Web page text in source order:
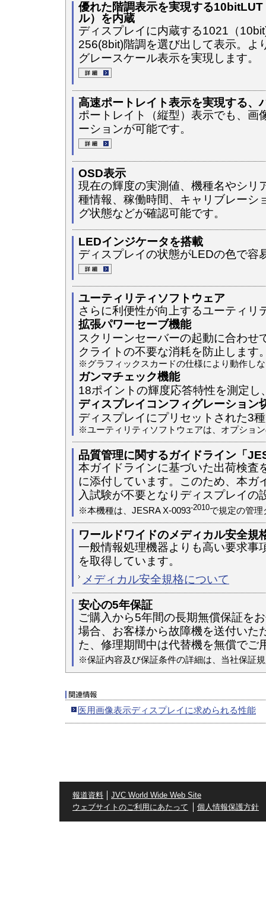
優れた階調表示を実現する
ル）を内蔵
ディスプレイに内蔵する1021（
256(8bit)階調を選び出して表示。よ
グレースケール表示を実現します。
高速ポートレイト表示を実現する、
ポートレイト（縦型）表示でも、画
ーションが可能です。
OSD表示
現在の輝度の実測値、機種名やシリ
種情報、稼働時間、キャリブレーシ
グ状態などが確認可能です。
LEDインジケータを搭載
ディスプレイの状態がLEDの色で容
ユーティリティソフトウェア
さらに利便性が向上するユーティリ
拡張パワーセーブ機能
スクリーンセーバーの起動に合わ
クライトの不要な消耗を防止します
※グラフィックスカードの仕様により動作し
ガンマチェック機能
18ポイントの輝度応答特性を測定し
ディスプレイコンフィグレーション
ディスプレイにプリセットされた3
※ユーティリティソフトウェアは、オプショ
品質管理に関するガイドライン「
本ガイドラインに基づいた出荷検査
に添付しています。このため、本ガ
入試験が不要となりディスプレイの
※本機種は、JESRA X-0093-2010で規定の管
ワールドワイドのメディカル安全規
一般情報処理機器よりも高い要求事
を取得しています。
メディカル安全規格について
安心の5年保証
ご購入から5年間の長期無償保証を
場合、お客様から故障機を送付いた
た、修理期間中は代替機を無償でご
※保証内容及び保証条件の詳細は、当社保証
医用画像表示ディスプレイに求められる性能
報道資料
JVC World Wide Web Site
ウェブサイトのご利用にあたって
個人情報保護方針